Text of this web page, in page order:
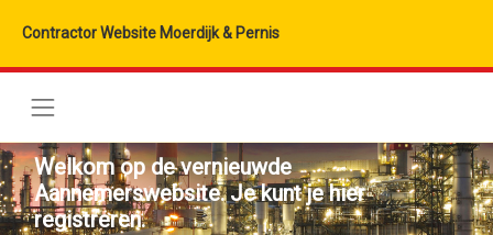
Contractor Website Moerdijk & Pernis
Welkom op de vernieuwde
Aannemerswebsite. Je kunt je hier
registreren.